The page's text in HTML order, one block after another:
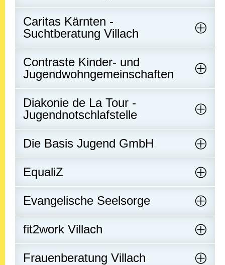
Caritas Kärnten -
Suchtberatung Villach
Contraste Kinder- und
Jugendwohngemeinschaften
Diakonie de La Tour -
Jugendnotschlafstelle
Die Basis Jugend GmbH
EqualiZ
Evangelische Seelsorge
fit2work Villach
Frauenberatung Villach